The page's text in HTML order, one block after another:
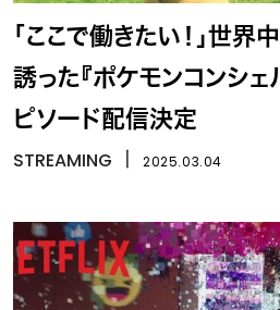
「ここで働きたい！」世
誘った『ポケモンコンシ
ピソード配信決定
STREAMING 2025.03.04